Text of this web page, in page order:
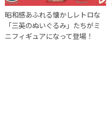
昭和感あふれる懐かしレトロな
「三英のぬいぐるみ」たちがミ
ニフィギュアになって登場！